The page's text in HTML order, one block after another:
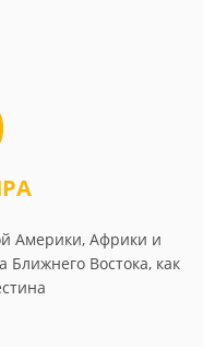
Америки, Африки и
Ближнего Востока, как